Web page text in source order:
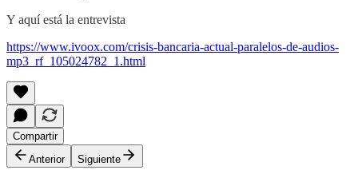
Y aquí está la entrevista
https://www.ivoox.com/crisis-bancaria-actual-paralelos-de-audios-
mp3_rf_105024782_1.html
Compartir
Anterior
Siguiente